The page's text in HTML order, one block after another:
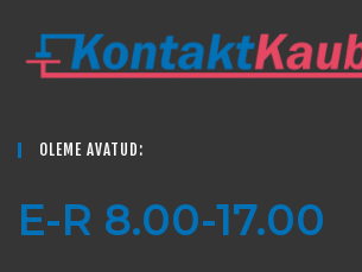
OLEME AVATUD:
E-R 8.00-17.00